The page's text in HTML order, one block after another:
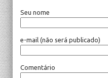
Seu nome
e-mail (não será publicado)
Comentário